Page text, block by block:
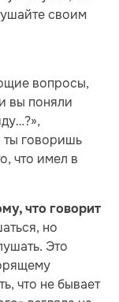
своим
вопросы,
вы поняли
ты говоришь
что имел в
что говорит
но
Это
что не бывает